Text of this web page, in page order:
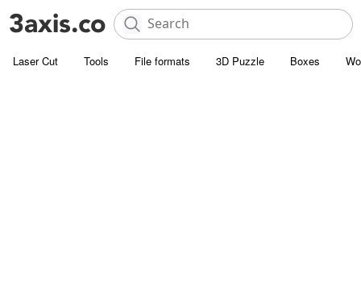
Laser Cut Tools File formats 3D Puzzle Boxes